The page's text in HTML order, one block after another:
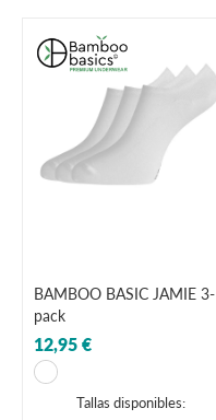
BAMBOO BASIC JAMIE 3-
pack
12,95 €
Tallas disponibles: